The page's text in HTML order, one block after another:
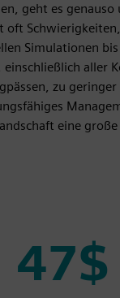
geht es
oft
Simulationen
aller
zu
eine
47$